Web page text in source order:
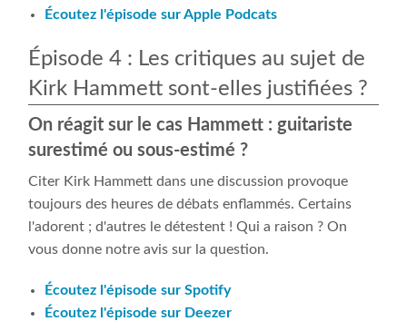
Écoutez l'épisode sur Apple Podcats
Épisode 4 : Les critiques au sujet de
Kirk Hammett sont-elles justifiées ?
On réagit sur le cas Hammett : guitariste
surestimé ou sous-estimé ?
Citer Kirk Hammett dans une discussion provoque
toujours des heures de débats enflammés. Certains
l'adorent ; d'autres le détestent ! Qui a raison ? On
vous donne notre avis sur la question.
Écoutez l'épisode sur Spotify
Écoutez l'épisode sur Deezer